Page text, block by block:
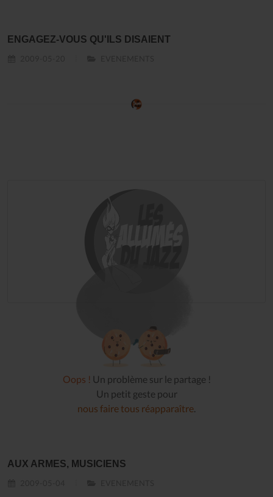
ENGAGEZ-VOUS QU'ILS DISAIENT
Oops ! Un problème sur le partage !
Un petit geste pour
nous faire tous réapparaître.
AUX ARMES, MUSICIENS